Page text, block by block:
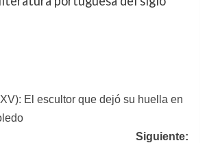
El escultor que dejó su huella en
Siguiente: